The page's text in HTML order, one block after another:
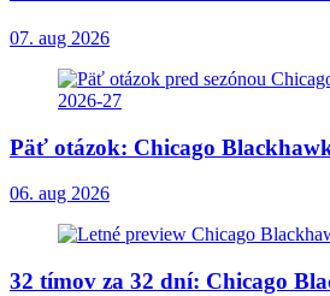
07. aug 2026
Päť otázok: Chicago
06. aug 2026
32 tímov za 32 dní: Chicago